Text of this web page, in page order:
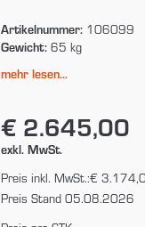
Artikelnummer:106099
Gewicht:65 kg
mehr lesen...
€ 2.645,00
exkl. MwSt.
Preis inkl. MwSt.:€
Preis Stand 05.08.2026